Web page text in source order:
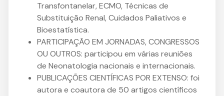
Transfontanelar, ECMO, Técnicas de
Substituição Renal, Cuidados Paliativos e
Bioestatística.
PARTICIPAÇÃO EM JORNADAS, CONGRESSOS
OU OUTROS: participou em várias reuniões
de Neonatologia nacionais e internacionais.
PUBLICAÇÕES CIENTÍFICAS POR EXTENSO: foi
autora e coautora de 50 artigos científicos